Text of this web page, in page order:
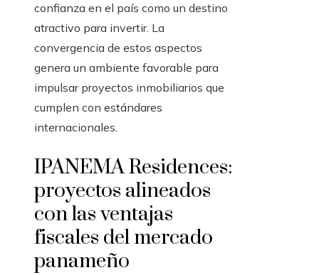
confianza en el país como un destino
atractivo para invertir. La
convergencia de estos aspectos
genera un ambiente favorable para
impulsar proyectos inmobiliarios que
cumplen con estándares
internacionales.
IPANEMA Residences:
proyectos alineados
con las ventajas
fiscales del mercado
panameño